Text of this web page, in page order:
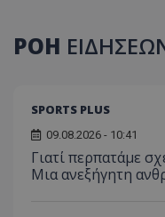
ΡΟΗ
SPORTS PLUS
09.08.2026 - 10:41
Γιατί περπατάμε
Μια ανεξήγητη